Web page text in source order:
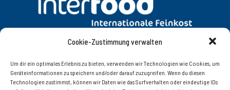
Cookie-Zustimmung verwalten
Um dir ein optimales Erlebnis zu bieten, verwenden wir Technologien wie Cookies, um
Geräteinformationen zu speichern und/oder darauf zuzugreifen. Wenn du diesen
Technologien zustimmst, können wir Daten wie das Surfverhalten oder eindeutige IDs
KONTAKT IMPRESSUM